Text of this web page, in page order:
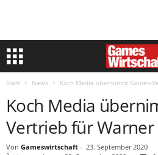
Start News Koch Media übernimmt Games-
Koch Media
Vertrieb für Warner
Von Gameswirtschaft - 23. September 2020